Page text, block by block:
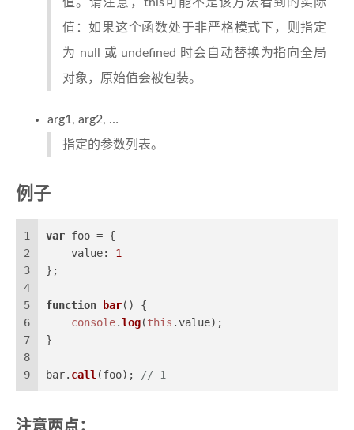
值：如果这个函数处于非严格模式下，则指定
为 null 或 undefined 时会自动替换为指向全局
对象，原始值会被包装。
arg1, arg2, …
指定的参数列表。
例子
1
2
3
4
5
6
7
8
9
var foo = {
value: 1
};
function bar( ) {
console.log(this .value);
}
bar. call (foo); // 1
注意两点：